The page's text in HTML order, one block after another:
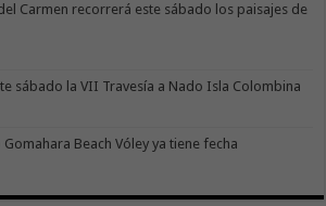
Carmen recorrerá este sábado los paisajes de
sábado la VII Travesía a Nado Isla Colombina
Beach Vóley ya tiene fecha